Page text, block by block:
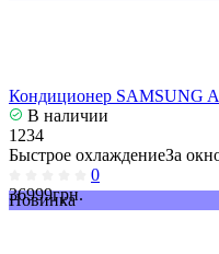
Кондиционер SAMSUNG
В наличии
1234
Быстрое охлаждениеЗа
0
36999грн.
Новинка